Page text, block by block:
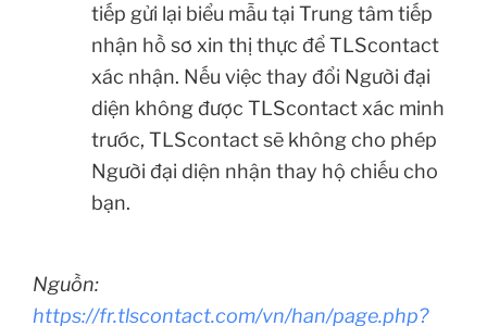
tiếp gửi lại biểu mẫu tại Trung tâm tiếp
nhận hồ sơ xin thị thực để TLScontact
xác nhận. Nếu việc thay đổi Người đại
diện không được TLScontact xác minh
trước, TLScontact sẽ không cho phép
Người đại diện nhận thay hộ chiếu cho
bạn.
Nguồn:
https://fr.tlscontact.com/vn/han/page.php?